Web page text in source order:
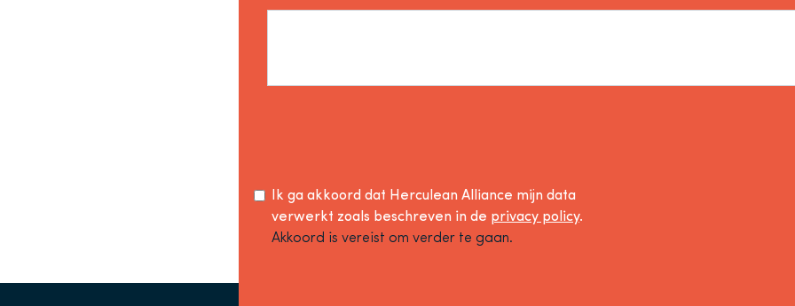
Ik ga akkoord dat Herculean Alliance mijn data
verwerkt zoals beschreven in de privacy policy.
Akkoord is vereist om verder te gaan.